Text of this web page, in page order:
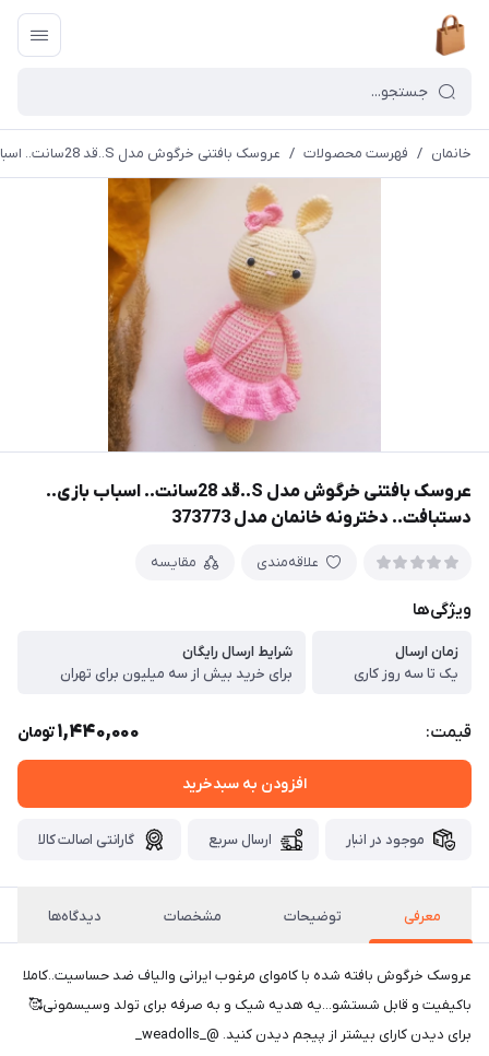
خانمان / فهرست محصولات / عروسک بافتنی خرگوش مدل S..قد 28سانت.. اسباب بازی.. دستبافت.. دخترونه خانمان مدل 373773
عروسک بافتنی خرگوش مدل S..قد 28سانت.. اسباب بازی..
دستبافت.. دخترونه خانمان مدل 373773
علاقه‌مندی مقایسه
ویژگی‌ها
زمان ارسال
یک تا سه روز کاری
شرایط ارسال رایگان
برای خرید بیش از سه میلیون برای تهران
قیمت: 1,440,000تومان
افزودن به سبدخرید
موجود در انبار ارسال سریع گارانتی اصالت کالا
معرفی توضیحات مشخصات دیدگاه‌ها
عروسک خرگوش بافته شده با کاموای مرغوب ایرانی والیاف ضد حساسیت..کاملا
باکیفیت و قابل شستشو...یه هدیه شیک و به صرفه برای تولد وسیسمونی🥰
برای دیدن کارای بیشتر از پیجم دیدن کنید. @_weadolls_